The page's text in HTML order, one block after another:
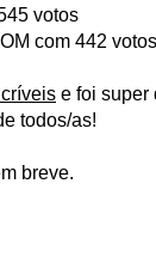
votos
com 442 votos
e foi super
todos/as!
breve.